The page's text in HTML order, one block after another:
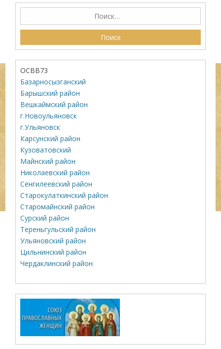
ОСВВ73
Базарносызганский
Барышский район
Вешкаймский район
г.Новоульяновск
г.Ульяновск
Карсунский район
Кузоватовский
Майнский район
Николаевский район
Сенгилеевский район
Старокулаткинский район
Старомайнский район
Сурский район
Тереньгульский район
Ульяновский район
Цильнинский район
Чердаклинский район